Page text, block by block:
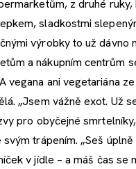
z druhé ruky,
sladkostmi
výrobky to už dávno
a nákupním centrům
vegana ani vegetariána
„Jsem vážně exot. Už
pro obyčejné
trápením. „Seš
v jídle – a máš čas se